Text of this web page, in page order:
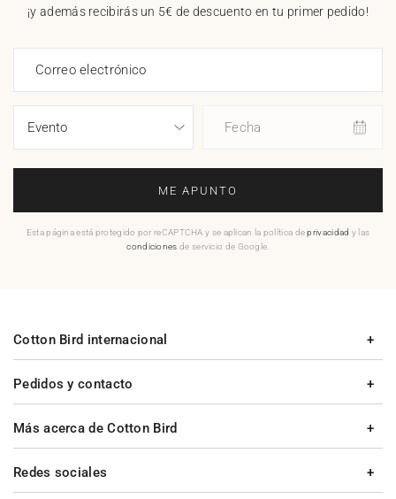
¡y además recibirás un 5€ de descuento en tu primer pedido!
Correo electrónico
Fecha
ME APUNTO
Esta página está protegido por reCAPTCHA y se aplican la política deprivacidad y las
condiciones de servicio de Google.
Pedidos y contacto
Más acerca de Cotton Bird
Cotton Bird internacional
Redes sociales